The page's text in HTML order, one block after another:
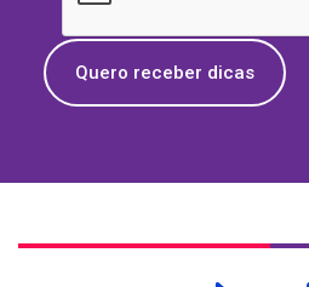
Quero receber dicas